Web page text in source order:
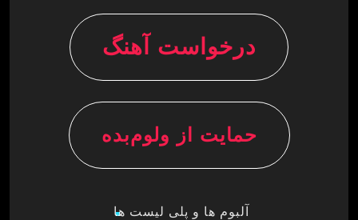
درخواست آهنگ
حمایت از ولوم‌بده
آلبوم ها و پلی لیست ها